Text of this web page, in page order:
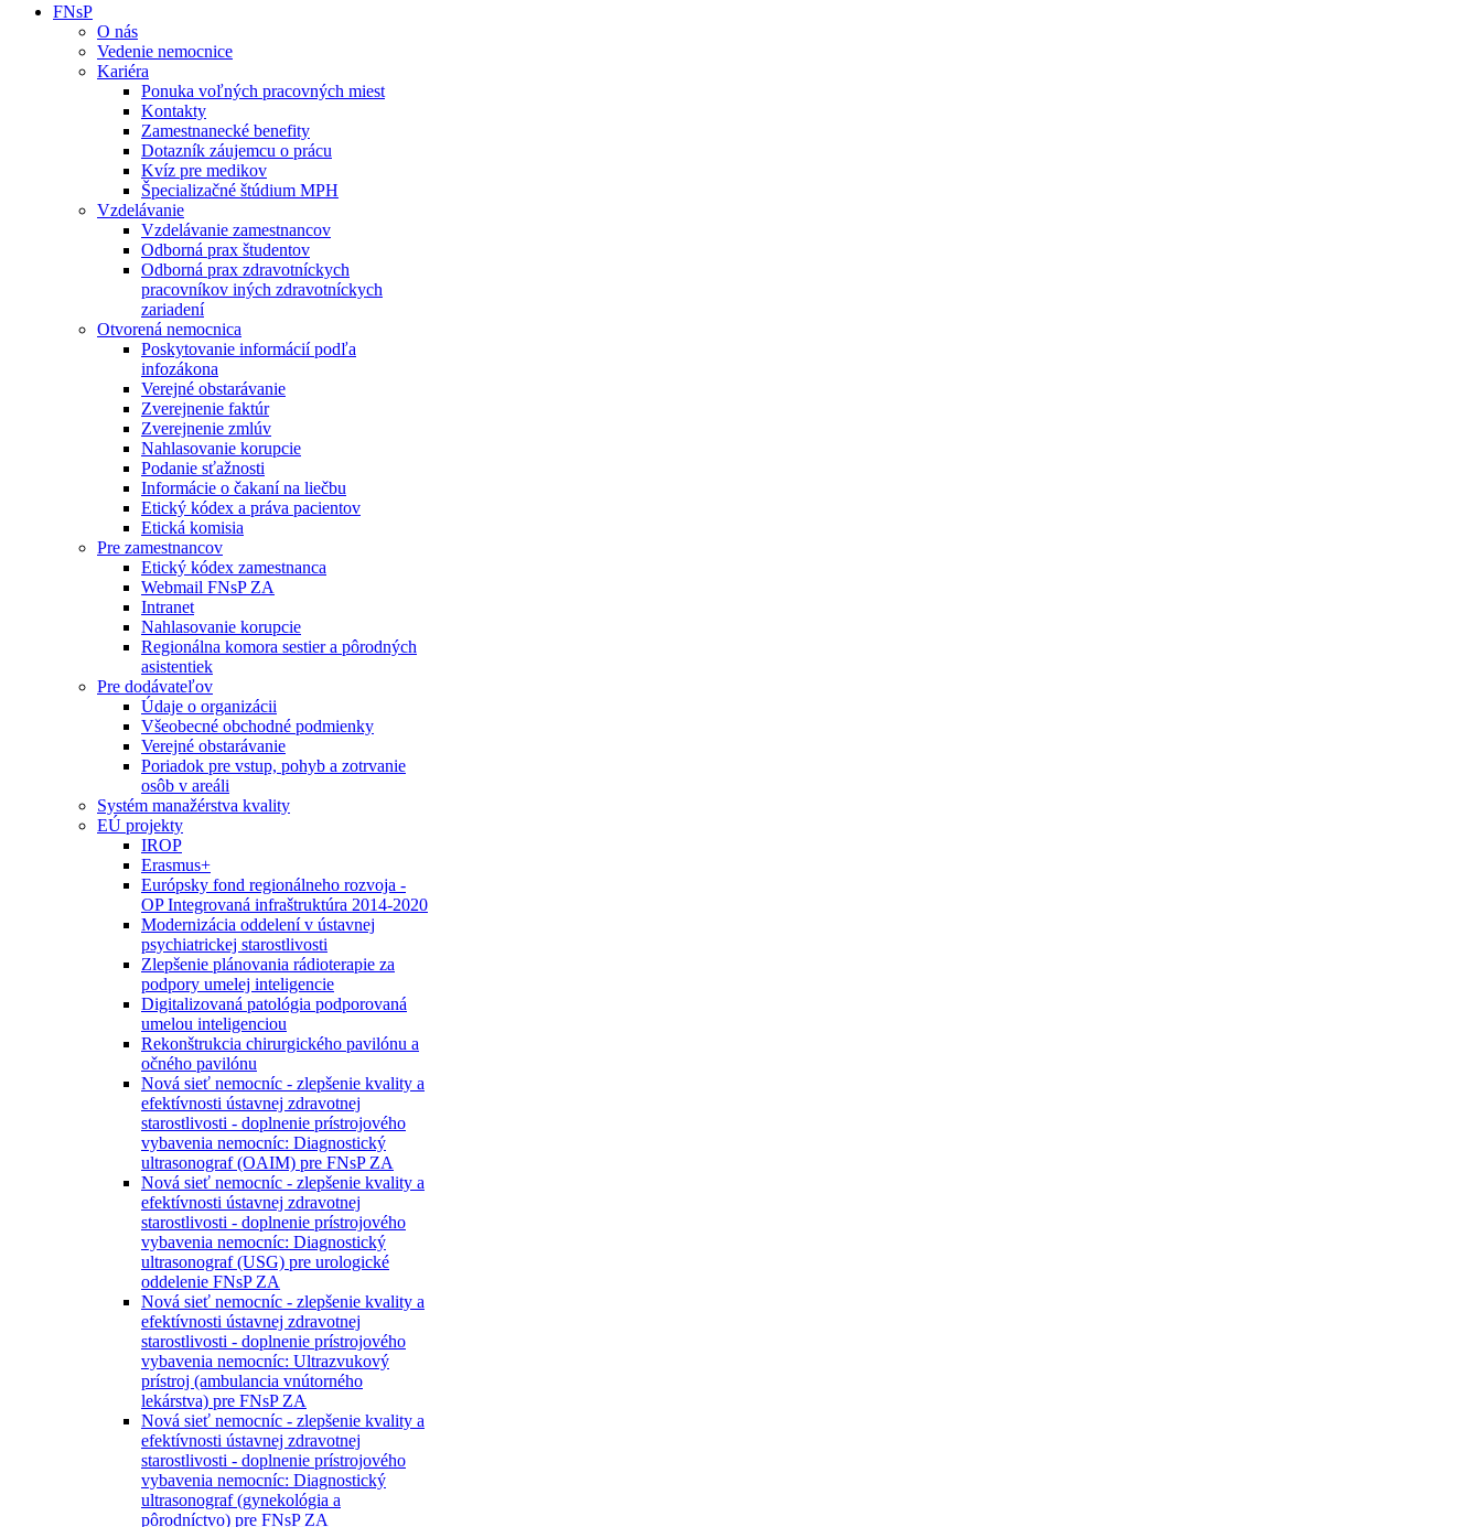
FNsP
O nás
Vedenie nemocnice
Kariéra
Ponuka voľných pracovných miest
Kontakty
Zamestnanecké benefity
Dotazník záujemcu o prácu
Kvíz pre medikov
Špecializačné štúdium MPH
Vzdelávanie
Vzdelávanie zamestnancov
Odborná prax študentov
Odborná prax zdravotníckych
pracovníkov iných zdravotníckych
zariadení
Otvorená nemocnica
Poskytovanie informácií podľa
infozákona
Verejné obstarávanie
Zverejnenie faktúr
Zverejnenie zmlúv
Nahlasovanie korupcie
Podanie sťažnosti
Informácie o čakaní na liečbu
Etický kódex a práva pacientov
Etická komisia
Pre zamestnancov
Etický kódex zamestnanca
Webmail FNsP ZA
Intranet
Nahlasovanie korupcie
Regionálna komora sestier a pôrodných
asistentiek
Pre dodávateľov
Údaje o organizácii
Všeobecné obchodné podmienky
Verejné obstarávanie
Poriadok pre vstup, pohyb a zotrvanie
osôb v areáli
Systém manažérstva kvality
EÚ projekty
IROP
Erasmus+
Európsky fond regionálneho rozvoja -
OP Integrovaná infraštruktúra 2014-2020
Modernizácia oddelení v ústavnej
psychiatrickej starostlivosti
Zlepšenie plánovania rádioterapie za
podpory umelej inteligencie
Digitalizovaná patológia podporovaná
umelou inteligenciou
Rekonštrukcia chirurgického pavilónu a
očného pavilónu
Nová sieť nemocníc - zlepšenie kvality a
efektívnosti ústavnej zdravotnej
starostlivosti - doplnenie prístrojového
vybavenia nemocníc: Diagnostický
ultrasonograf (OAIM) pre FNsP ZA
Nová sieť nemocníc - zlepšenie kvality a
efektívnosti ústavnej zdravotnej
starostlivosti - doplnenie prístrojového
vybavenia nemocníc: Diagnostický
ultrasonograf (USG) pre urologické
oddelenie FNsP ZA
Nová sieť nemocníc - zlepšenie kvality a
efektívnosti ústavnej zdravotnej
starostlivosti - doplnenie prístrojového
vybavenia nemocníc: Ultrazvukový
prístroj (ambulancia vnútorného
lekárstva) pre FNsP ZA
Nová sieť nemocníc - zlepšenie kvality a
efektívnosti ústavnej zdravotnej
starostlivosti - doplnenie prístrojového
vybavenia nemocníc: Diagnostický
ultrasonograf (gynekológia a
pôrodníctvo) pre FNsP ZA